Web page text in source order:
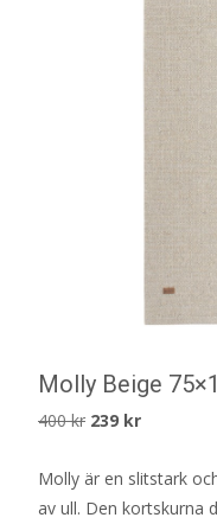
Molly Beige
400kr Det
priset
var:
239 krDet
priset
är:
Molly är en slitstark
av ull. Den kortskurna